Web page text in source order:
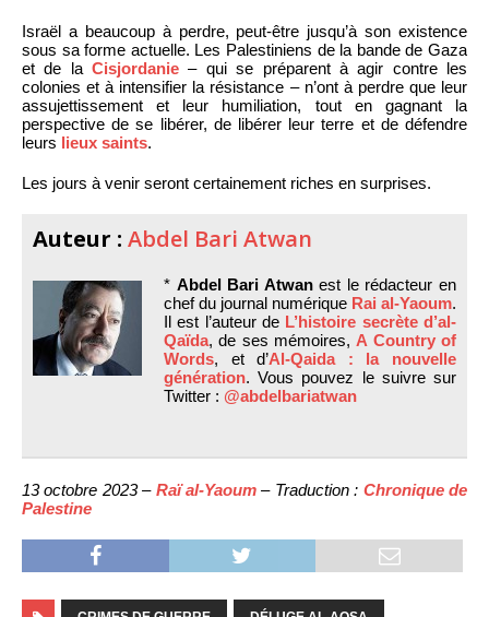
Israël a beaucoup à perdre, peut-être jusqu’à son existence
sous sa forme actuelle. Les Palestiniens de la bande de Gaza
et de laCisjordanie – qui se préparent à agir contre les
colonies et à intensifier la résistance – n’ont à perdre que leur
assujettissement et leur humiliation, tout en gagnant la
perspective de se libérer, de libérer leur terre et de défendre
leurs lieux saints.
Les jours à venir seront certainement riches en surprises.
Auteur : Abdel Bari Atwan
* Abdel Bari Atwanest le rédacteur en
chef du journal numérique Rai al-Yaoum.
Il est l’auteur de L’histoire secrète d’al-
Qaïda, de ses mémoires, A Country of
Words, et d’Al-Qaida : la nouvelle
génération. Vous pouvez le suivre sur
Twitter : @abdelbariatwan
13 octobre 2023 – Raï al-Yaoum – Traduction : Chronique de
Palestine